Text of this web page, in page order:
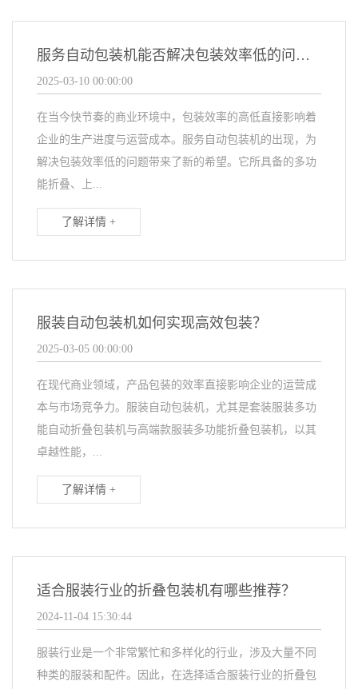
服务自动包装机能否解决包装效率低的问题？
2025-03-10 00:00:00
在当今快节奏的商业环境中，包装效率的高低直接影响着
企业的生产进度与运营成本。服务自动包装机的出现，为
解决包装效率低的问题带来了新的希望。它所具备的多功
能折叠、上...
了解详情 +
服装自动包装机如何实现高效包装？
2025-03-05 00:00:00
在现代商业领域，产品包装的效率直接影响企业的运营成
本与市场竞争力。服装自动包装机，尤其是套装服装多功
能自动折叠包装机与高端款服装多功能折叠包装机，以其
卓越性能，...
了解详情 +
适合服装行业的折叠包装机有哪些推荐？
2024-11-04 15:30:44
服装行业是一个非常繁忙和多样化的行业，涉及大量不同
种类的服装和配件。因此，在选择适合服装行业的折叠包